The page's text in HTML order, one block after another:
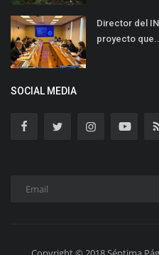
Director del
proyecto que...
SOCIAL MEDIA